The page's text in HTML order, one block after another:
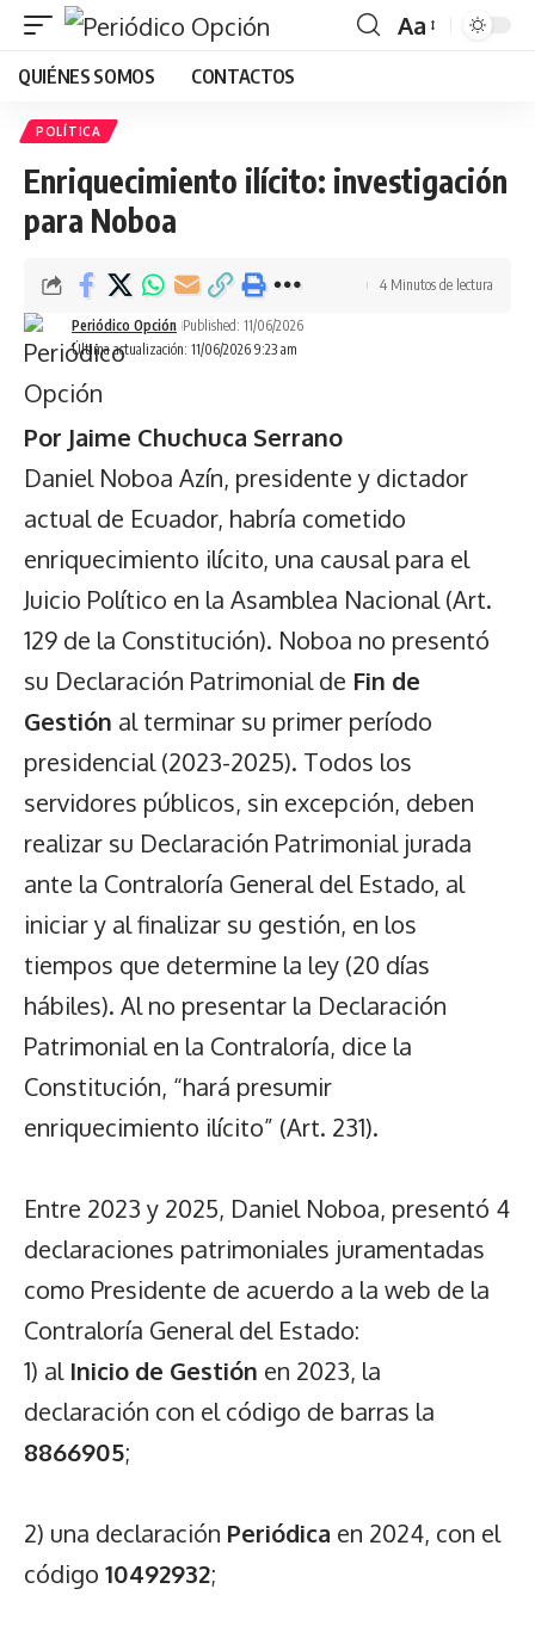
Font
Aa
QUIÉNES SOMOS CONTACTOS
POLÍTICA
Enriquecimiento ilícito: investigación
para Noboa
Última actualización: 11/06/2026 9:23 am
Periódico Opción Published: 11/06/2026
4 Minutos de lectura
Por Jaime Chuchuca Serrano
Daniel Noboa Azín, presidente y dictador
actual de Ecuador, habría cometido
enriquecimiento ilícito, una causal para el
Juicio Político en la Asamblea Nacional (Art.
129 de la Constitución). Noboa no presentó
su Declaración Patrimonial de Fin de
Gestión al terminar su primer período
presidencial (2023-2025). Todos los
servidores públicos, sin excepción, deben
realizar su Declaración Patrimonial jurada
ante la Contraloría General del Estado, al
iniciar y al finalizar su gestión, en los
tiempos que determine la ley (20 días
hábiles). Al no presentar la Declaración
Patrimonial en la Contraloría, dice la
Constitución, “hará presumir
enriquecimiento ilícito” (Art. 231).
Entre 2023 y 2025, Daniel Noboa, presentó 4
declaraciones patrimoniales juramentadas
como Presidente de acuerdo a la web de la
Contraloría General del Estado:
1) al Inicio de Gestión en 2023, la
declaración con el código de barras la
8866905;
2) una declaración Periódica en 2024, con el
código 10492932;